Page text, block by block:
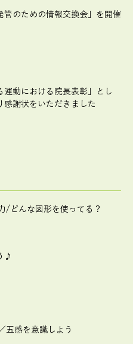
管のための情報交換会」を開催
運動における院長表彰」とし
感謝状をいただきました
/どんな図形を使ってる？
♪
五感を意識しよう